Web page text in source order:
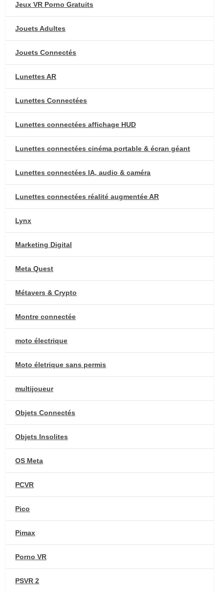
Jeux VR Porno Gratuits
Jouets Adultes
Jouets Connectés
Lunettes AR
Lunettes Connectées
Lunettes connectées affichage HUD
Lunettes connectées cinéma portable & écran géant
Lunettes connectées IA, audio & caméra
Lunettes connectées réalité augmentée AR
Lynx
Marketing Digital
Meta Quest
Métavers & Crypto
Montre connectée
moto électrique
Moto életrique sans permis
multijoueur
Objets Connectés
Objets Insolites
OS Meta
PCVR
Pico
Pimax
Porno VR
PSVR 2